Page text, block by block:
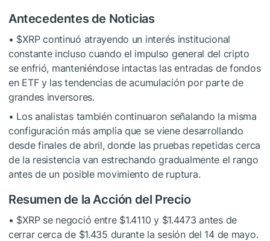
Antecedentes de Noticias
• $XRPcontinuó atrayendo un interés institucional
constante incluso cuando el impulso general del cripto
se enfrió, manteniéndose intactas las entradas de fondos
en ETF y las tendencias de acumulación por parte de
grandes inversores.
• Los analistas también continuaron señalando la misma
configuración más amplia que se viene desarrollando
desde finales de abril, donde las pruebas repetidas cerca
de la resistencia van estrechando gradualmente el rango
antes de un posible movimiento de ruptura.
Resumen de la Acción del Precio
• $XRPse negoció entre $1.4110 y $1.4473 antes de
cerrar cerca de $1.435 durante la sesión del 14 de mayo.